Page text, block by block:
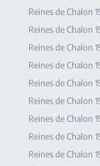
Reines de Chalon
Reines de Chalon
Reines de Chalon
Reines de Chalon
Reines de Chalon
Reines de Chalon
Reines de Chalon
Reines de Chalon
Reines de Chalon